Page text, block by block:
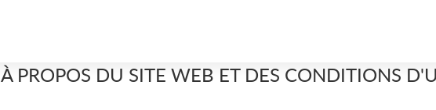
À PROPOS DU SITE WEB ET DES CONDITIONS